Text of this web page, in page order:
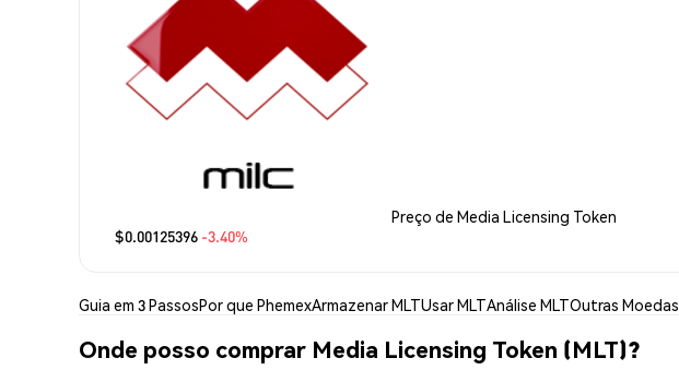
Preço de Media Licensing Token
$0.00125396 -3.40%
Guia em 3 PassosPor que PhemexArmazenar MLTUsar MLTAnálise MLTOutras Moedas
Onde posso comprar Media Licensing Token (MLT)?